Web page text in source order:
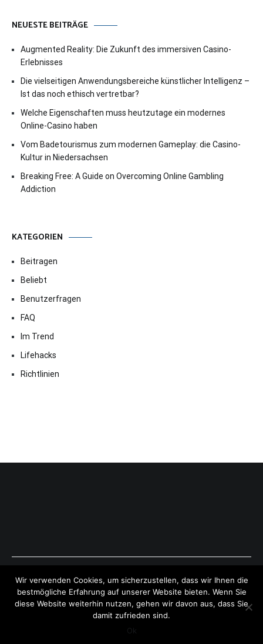
NEUESTE BEITRÄGE
Augmented Reality: Die Zukunft des immersiven Casino-
Erlebnisses
Die vielseitigen Anwendungsbereiche künstlicher Intelligenz –
Ist das noch ethisch vertretbar?
Welche Eigenschaften muss heutzutage ein modernes
Online-Casino haben
Vom Badetourismus zum modernen Gameplay: die Casino-
Kultur in Niedersachsen
Breaking Free: A Guide on Overcoming Online Gambling
Addiction
KATEGORIEN
Beitragen
Beliebt
Benutzerfragen
FAQ
Im Trend
Lifehacks
Richtlinien
Copyright © 2026ExpressAntworten.com. All rights reserved.
Theme:Cenote by ThemeGrill. Powered byWordPress .
Wir verwenden Cookies, um sicherzustellen, dass wir Ihnen die
bestmögliche Erfahrung auf unserer Website bieten. Wenn Sie
diese Website weiterhin nutzen, gehen wir davon aus, dass Sie
damit zufrieden sind.
Ok